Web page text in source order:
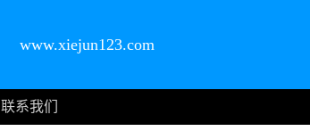
www.xiejun123.com
联系我们